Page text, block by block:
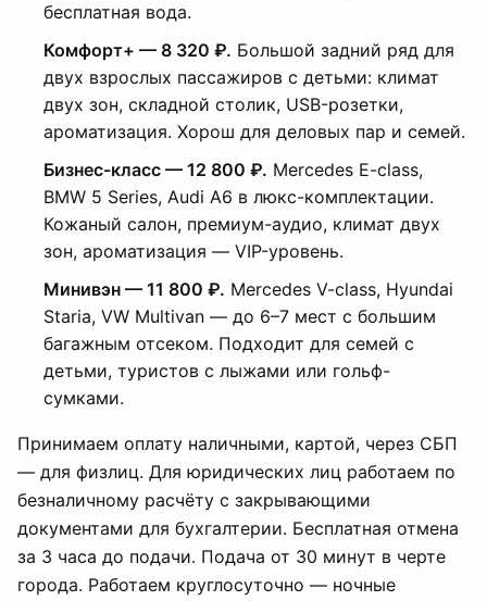
бесплатная вода.
Комфорт+ — 8 320 ₽. Большой задний ряд для
двух взрослых пассажиров с детьми: климат
двух зон, складной столик, USB-розетки,
ароматизация. Хорош для деловых пар и семей.
Бизнес-класс — 12 800 ₽. Mercedes E-class,
BMW 5 Series, Audi A6 в люкс-комплектации.
Кожаный салон, премиум-аудио, климат двух
зон, ароматизация — VIP-уровень.
Минивэн — 11 800 ₽. Mercedes V-class, Hyundai
Staria, VW Multivan — до 6–7 мест с большим
багажным отсеком. Подходит для семей с
детьми, туристов с лыжами или гольф-
сумками.
Принимаем оплату наличными, картой, через СБП
— для физлиц. Для юридических лиц работаем по
безналичному расчёту с закрывающими
документами для бухгалтерии. Бесплатная отмена
за 3 часа до подачи. Подача от 30 минут в черте
города. Работаем круглосуточно — ночные